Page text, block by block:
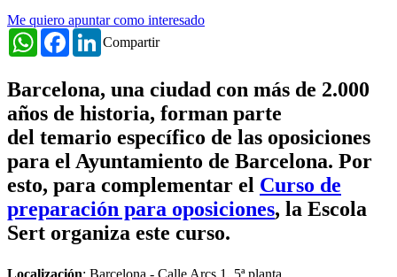
Me quiero apuntar como interesado
Compartir
WhatsAppFacebookLinkedIn
Barcelona, una ciudad con más de 2.000
años de historia, forman parte
del temario específico de las oposiciones
para el Ayuntamiento de Barcelona. Por
esto, para complementar el Curso de
preparación para oposiciones, la Escola
Sert organiza este curso.